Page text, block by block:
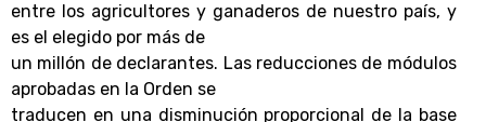
entre los agricultores y ganaderos de nuestro país, y
es el elegido por más de
un millón de declarantes. Las reducciones de módulos
aprobadas en la Orden se
traducen en una disminución proporcional de la base